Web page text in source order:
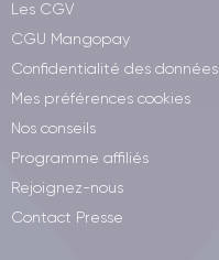
Les CGV
CGU Mangopay
Confidentialité des données
Mes préférences cookies
Nos conseils
Programme affiliés
Rejoignez-nous
Contact Presse